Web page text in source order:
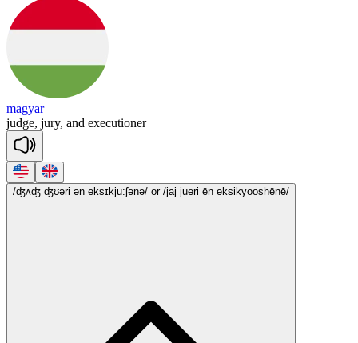
magyar
judge, jury, and executioner
/ʤʌʤ ʤʊəri ən eksɪkju:ʃənə/ or /jaj jueri ēn eksikyooshēnē/